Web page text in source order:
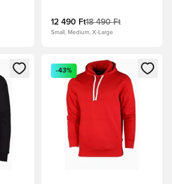
12 490 Ft18 490 Ft
Small, Medium, X-Large
a bejelentkezéshez vagy a tagként
Megnyit egy modált a
-43%